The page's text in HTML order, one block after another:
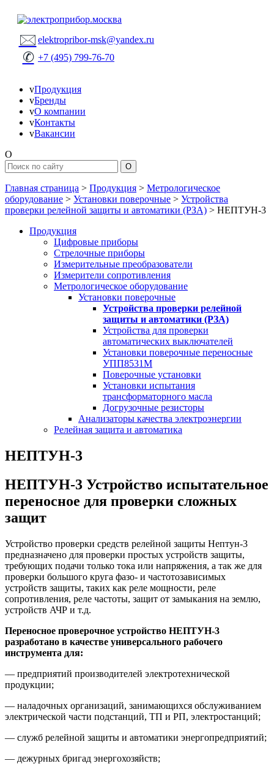
🖂 elektropribor-msk@yandex.ru
✆ +7 (495) 799-76-70
vПродукция
vБренды
vО компании
vКонтакты
vВакансии
O
Главная страница > Продукция > Метрологическое
оборудование > Установки поверочные > Устройства
проверки релейной защиты и автоматики (РЗА) > НЕПТУН-3
Продукция
Цифровые приборы
Стрелочные приборы
Измерительные преобразователи
Измерители сопротивления
Метрологическое оборудование
Установки поверочные
Устройства проверки релейной
защиты и автоматики (РЗА)
Устройства для проверки
автоматических выключателей
Установки поверочные переносные
УПП8531М
Поверочные установки
Установки испытания
трансформаторного масла
Догрузочные резисторы
Анализаторы качества электроэнергии
Релейная защита и автоматика
НЕПТУН-3
НЕПТУН-3 Устройство испытательное
переносное для проверки сложных
защит
Устройство проверки средств релейной защиты Нептун-3
предназначено для проверки простых устройств защиты,
требующих подачи только тока или напряжения, а так же для
проверки большого круга фазо- и частотозависимых
устройств защиты, таких как реле мощности, реле
сопротивления, реле частоты, защит от замыкания на землю,
устройств АЧР и т.д.
Переносное проверочное устройство НЕПТУН-3
разработано в качестве универсального рабочего
инструмента для:
— предприятий производителей электротехнической
продукции;
— наладочных организаций, занимающихся обслуживанием
электрической части подстанций, ТП и РП, электростанций;
— служб релейной защиты и автоматики энергопредприятий;
— дежурных бригад энергохозяйств;